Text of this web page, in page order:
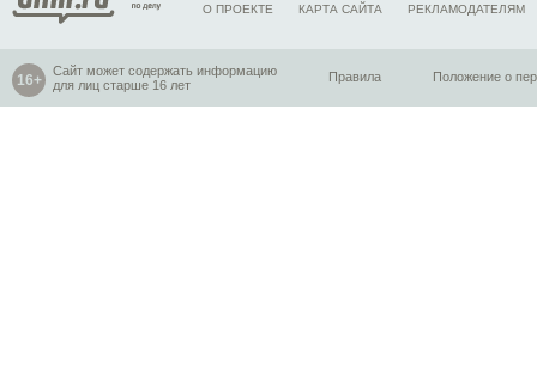
О ПРОЕКТЕ КАРТА САЙТА РЕКЛАМОДАТЕЛЯМ
Сайт может содержать информацию
для лиц старше 16 лет
Правила Положение о